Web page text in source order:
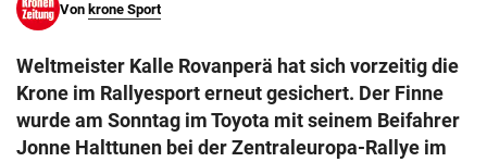
search
eingeben
Von krone Sport
Weltmeister Kalle Rovanperä hat sich vorzeitig die
Krone im Rallyesport erneut gesichert. Der Finne
wurde am Sonntag im Toyota mit seinem Beifahrer
Jonne Halttunen bei der Zentraleuropa-Rallye im